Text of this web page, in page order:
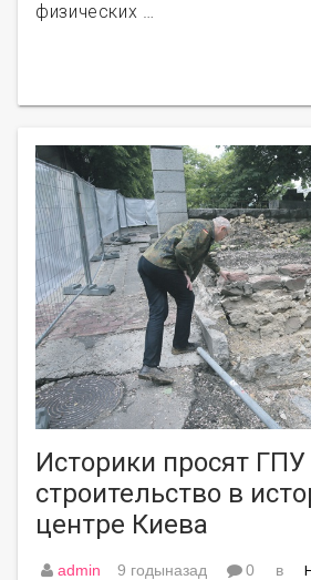
физических …
Историки просят ГПУ
строительство в
центре Киева
admin 9 годыназад 0 в